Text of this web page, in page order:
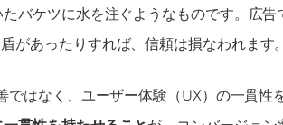
バケツに水を注ぐようなものです。広
があったりすれば、信頼は損なわれます。
はなく、ユーザー体験（UX）の一貫